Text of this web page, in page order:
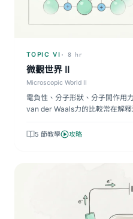
TOPIC VI · 8 hr
微觀世界 II
Microscopic World II
電負性、分子形狀、分子間作用
van der Waals力的比較常在解釋
5 節教學 攻略